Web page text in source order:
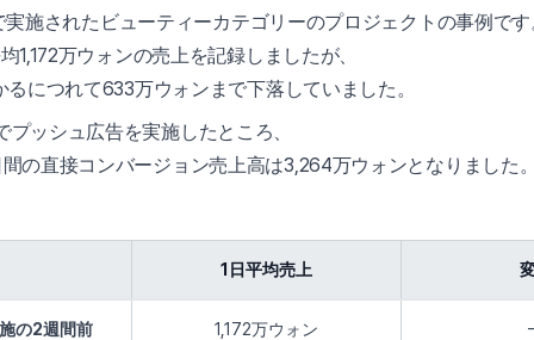
実施されたビューティーカテゴリーのプロジェクトの事例で
1,172万ウォンの売上を記録しましたが、
るにつれて633万ウォンまで下落していました。
プッシュ広告を実施したところ、
の直接コンバージョン売上高は3,264万ウォンとなりました
1日平均売上
の2週間前
1,172万ウォン